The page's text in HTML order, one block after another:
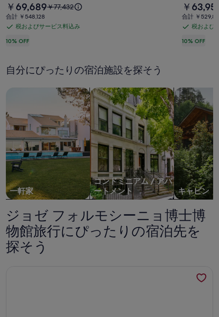
テ
ィ
ン
リ
プ
ー
ル
ジ
ャ
グ
ジ
ー
に
近
い
ユ
10% OFF
料
金
は
￥69,689
で
￥69,689以
の
通
常
い
て
の
詳
細
表
示。
￥77,432
合
計
合計 ￥548,128
税
お
び
サ
料
込
み
税およびサービス料込み
付
き
の
ィ
ラ、
プ
ー
ル
と
庭
園
を
含
む
全
エ
10% OFF
料
金
は
￥63,950
で
￥
合
計
合計 ￥
税
お
ビ
ス
料
込
み
税および
自分にぴったりの宿泊施設を探そう
一軒家
コンドミニアム / アパ
ートメント
コンドミニアム、アパートメントを
キャビン
キャビンを
ジョゼ フォルモシーニョ博士博
物館旅行にぴったりの宿泊先を
探そう